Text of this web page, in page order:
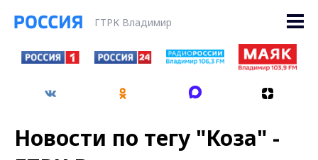
ГТРК Владимир
Новости по тегу "Коза" -